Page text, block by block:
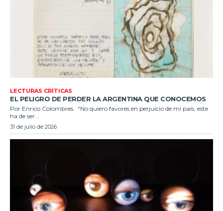
LECTURAS CRÍTICAS
EL PELIGRO DE PERDER LA ARGENTINA QUE CONOCEMOS
Por Enrico Colombres. “No quiero favores en perjuicio de mi país; este
ha de ser...
31 de julio de 2026